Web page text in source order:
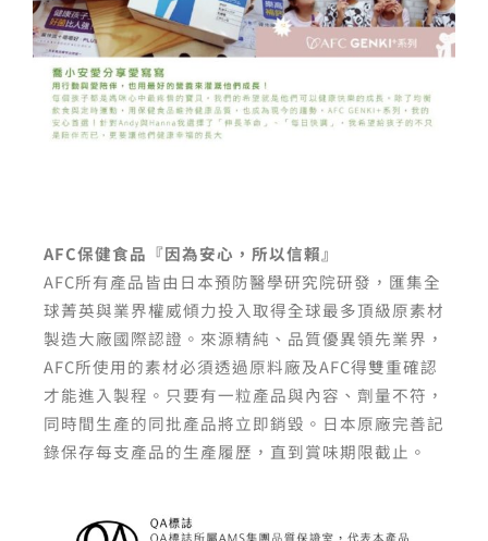
AFC保健食品『因為安心，所以信賴』
AFC所有產品皆由日本預防醫學研究院研發，匯集全
球菁英與業界權威傾力投入取得全球最多頂級原素材
製造大廠國際認證。來源精純、品質優異領先業界，
AFC所使用的素材必須透過原料廠及AFC得雙重確認
才能進入製程。只要有一粒產品與內容、劑量不符，
同時間生產的同批產品將立即銷毀。日本原廠完善記
錄保存每支產品的生產履歷，直到賞味期限截止。